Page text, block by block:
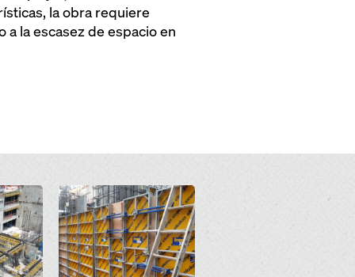
la obra requiere
la escasez de espacio en
Open